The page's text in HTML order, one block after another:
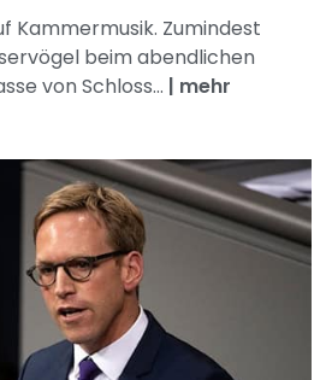
Kammermusik. Zumindest
beim abendlichen
von Schloss... | mehr